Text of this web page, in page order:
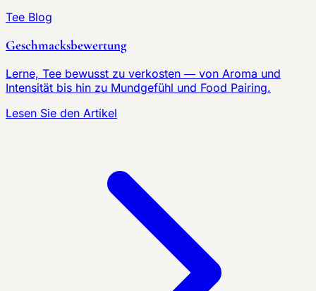
Tee Blog
Geschmacksbewertung
Lerne, Tee bewusst zu verkosten — von Aroma und
Intensität bis hin zu Mundgefühl und Food Pairing.
Lesen Sie den Artikel